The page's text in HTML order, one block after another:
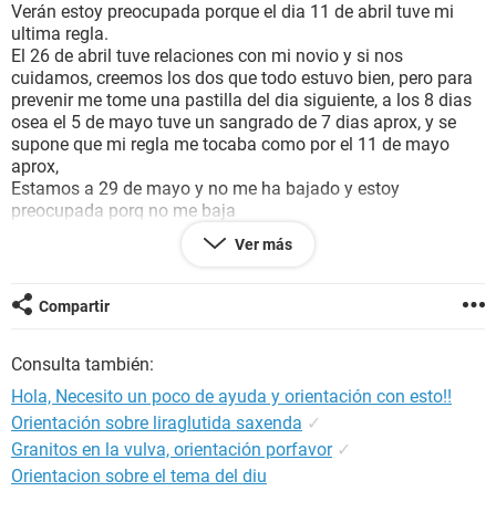
SEXUALIDAD
GLOSARIO
Verán estoy preocupada porque el dia 11 de abril tuve mi
ultima regla.
El 26 de abril tuve relaciones con mi novio y si nos
cuidamos, creemos los dos que todo estuvo bien, pero para
prevenir me tome una pastilla del dia siguiente, a los 8 dias
osea el 5 de mayo tuve un sangrado de 7 dias aprox, y se
supone que mi regla me tocaba como por el 11 de mayo
aprox,
Estamos a 29 de mayo y no me ha bajado y estoy
preocupada porq no me baja
Podria ser signo de algo, o quiza sea por la pastilla, pero ya
me retrase como 3 semanas aunque 1 semana antes de q
Ustedes que opinan la verdad si me preocupo y como dije si
nos cuidamos el condón al parecer no se rompio ni nada
Es la 2da vez q me tomo esa pastilla, la ultima fue hace
como 4 o 5 meses y tuve mi periodo normal, pero ahora no
se que suceda :(
Ver más
Compartir
Consulta también:
Hola, Necesito un poco de ayuda y orientación con esto!!
Orientación sobre liraglutida saxenda ✓
Granitos en la vulva, orientación porfavor ✓
Orientacion sobre el tema del diu